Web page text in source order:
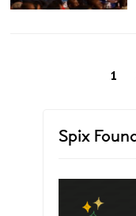
1
Spix